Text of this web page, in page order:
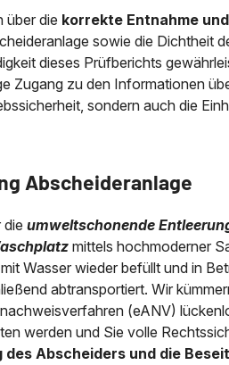
über die korrekte Entnahme
sowie die Dichtheit
dieses Prüfberichts
Zugang zu den Informationen
sondern auch die
Abscheideranlage
dieumweltschonende
mittels hochmoderner
Wasser wieder befüllt und in
abtransportiert. Wir
(eANV)
werden und Sie volle
des Abscheiders und die